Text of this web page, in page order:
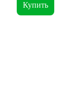
Купить